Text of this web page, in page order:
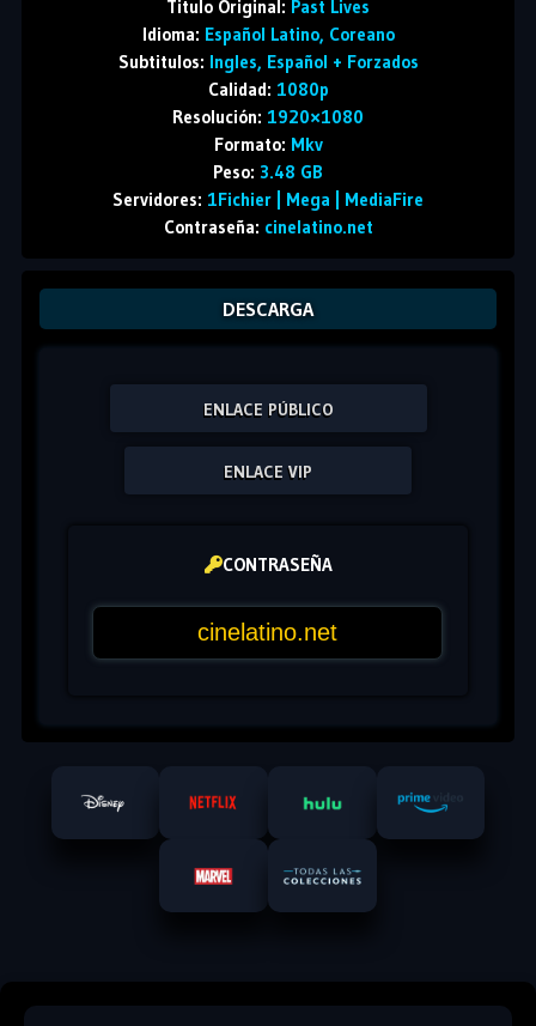
Titulo Original: Past Lives
Idioma: Español Latino, Coreano
Subtitulos: Ingles, Español + Forzados
Calidad: 1080p
Resolución: 1920×1080
Formato: Mkv
Peso: 3.48 GB
Servidores: 1Fichier | Mega | MediaFire
Contraseña: cinelatino.net
DESCARGA
ENLACE PÚBLICO
ENLACE VIP
CONTRASEÑA